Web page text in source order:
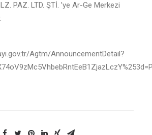
PAZ. LTD. ŞTİ. ’ye Ar-Ge Merkezi
Agtm/AnnouncementDetail?